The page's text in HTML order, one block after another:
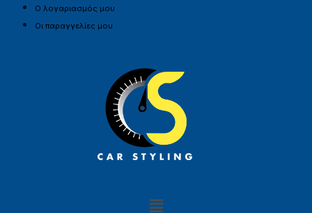
Ο λογαριασμός μου
Οι παραγγελίες μου